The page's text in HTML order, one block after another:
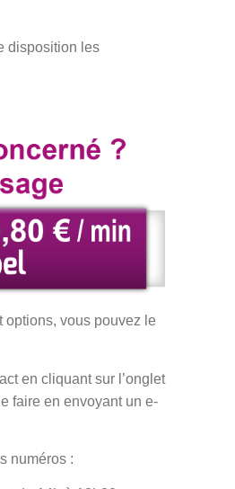
disposition les
options, vous pouvez le
en cliquant sur l’onglet
faire en envoyant un e-
numéros :